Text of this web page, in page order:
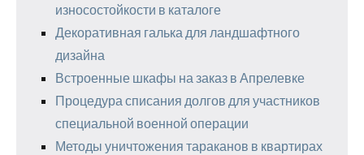
износостойкости в каталоге
Декоративная галька для ландшафтного
дизайна
Встроенные шкафы на заказ в Апрелевке
Процедура списания долгов для участников
специальной военной операции
Методы уничтожения тараканов в квартирах